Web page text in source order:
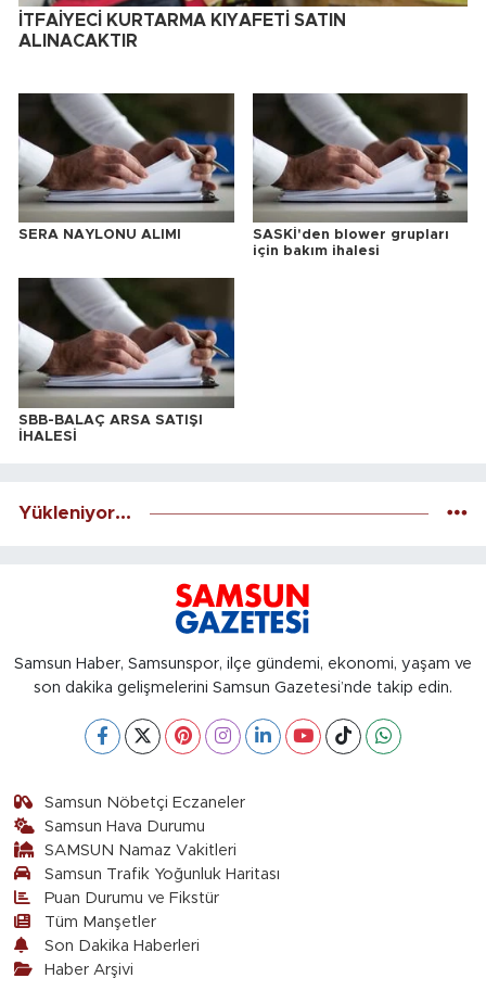
İTFAİYECİ KURTARMA KIYAFETİ SATIN
ALINACAKTIR
SERA NAYLONU ALIMI
SASKİ'den blower grupları
için bakım ihalesi
SBB-BALAÇ ARSA SATIŞI
İHALESİ
Yükleniyor...
Samsun Haber, Samsunspor, ilçe gündemi, ekonomi, yaşam ve
son dakika gelişmelerini Samsun Gazetesi’nde takip edin.
Samsun Nöbetçi Eczaneler
Samsun Hava Durumu
SAMSUN Namaz Vakitleri
Samsun Trafik Yoğunluk Haritası
Puan Durumu ve Fikstür
Tüm Manşetler
Son Dakika Haberleri
Haber Arşivi